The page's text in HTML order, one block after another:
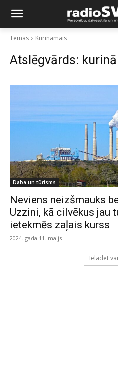
Tēmas Kurināmais
Atslēgvārds:
Daba un tūrisms
Neviens neizšmauks
Uzzini, kā cilvēkus jau
ietekmēs zaļais kurss
2024. gada 11. maijs
Ielādēt